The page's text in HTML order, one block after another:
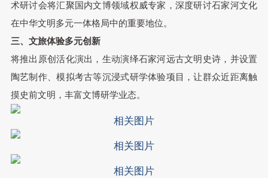
术研讨会将汇聚国内文博领域权威专家，深度研讨石家河文化
在中华文明多元一体格局中的重要地位。
三、文旅体验多元创新
将推出原创活化演出，生动演绎石家河远古文明史诗，并设置
陶艺制作、模拟考古等沉浸式研学体验项目，让群众近距离触
摸史前文明，丰富文博研学业态。
相关图片
相关图片
相关图片